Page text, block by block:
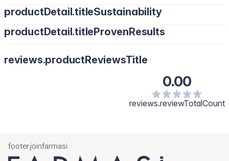
productDetail.titleSustainability
productDetail.titleProvenResults
reviews.productReviewsTitle
0.00
reviews.reviewTotalCount
footer.joinfarmasi